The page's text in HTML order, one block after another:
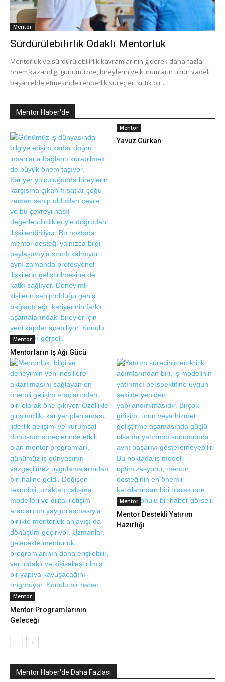
Mentor
Sürdürülebilirlik Odaklı Mentorluk
Mentorluk ve sürdürülebilirlik kavramlarının giderek daha fazla
önem kazandığı günümüzde, bireylerin ve kurumların uzun vadeli
başarı elde etmesinde rehberlik süreçleri kritik bir...
Mentor Haber'de
Mentor
Mentorların İş Ağı Gücü
Mentor
Yavuz Gürkan
Mentor
Mentor Programlarının
Geleceği
Mentor
Mentor Destekli Yatırım
Hazırlığı
Mentor Haber'de Daha Fazlası